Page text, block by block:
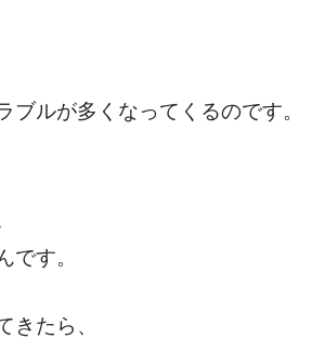
ルが多くなってくるのです。
です。
きたら、